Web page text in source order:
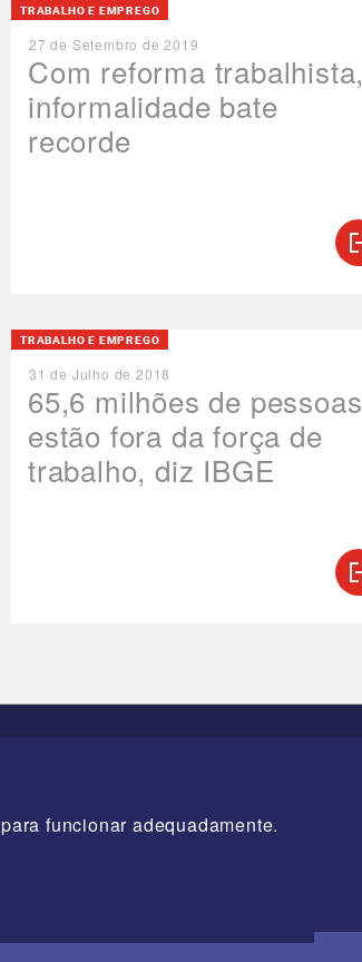
para funcionar adequadamente.
Com reforma trabalhista,
informalidade bate
recorde
TRABALHO E EMPREGO
27 de Setembro de 2019
65,6 milhões de pessoas
estão fora da força de
trabalho, diz IBGE
TRABALHO E EMPREGO
31 de Julho de 2018